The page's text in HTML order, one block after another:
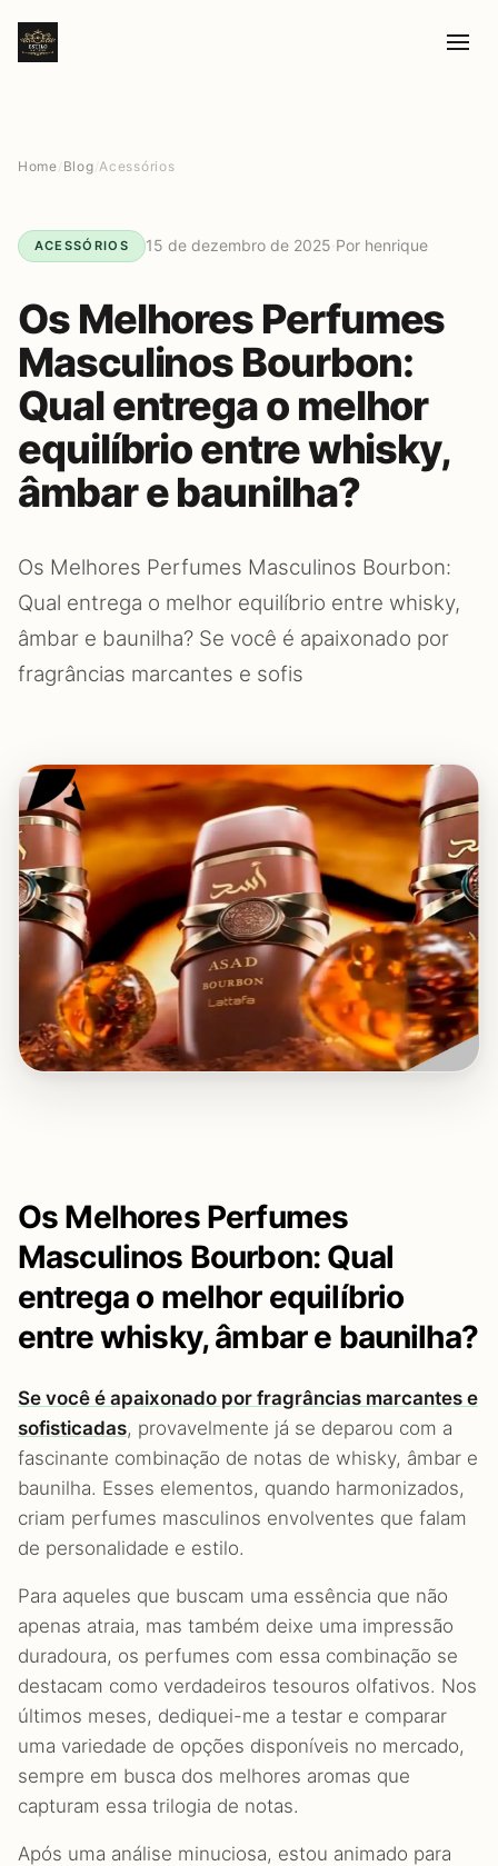
Home Blog /Acessórios
ACESSÓRIOS 15 de dezembro de 2025·Por henrique
Os Melhores Perfumes
Masculinos Bourbon:
Qual entrega o melhor
equilíbrio entre whisky,
âmbar e baunilha?
Os Melhores Perfumes Masculinos Bourbon:
Qual entrega o melhor equilíbrio entre whisky,
âmbar e baunilha? Se você é apaixonado por
fragrâncias marcantes e sofis
Os Melhores Perfumes
Masculinos Bourbon: Qual
entrega o melhor equilíbrio
entre whisky, âmbar e baunilha?
Se você é apaixonado por fragrâncias marcantes e
sofisticadas, provavelmente já se deparou com a
fascinante combinação de notas de whisky, âmbar e
baunilha. Esses elementos, quando harmonizados,
criam perfumes masculinos envolventes que falam
de personalidade e estilo.
Para aqueles que buscam uma essência que não
apenas atraia, mas também deixe uma impressão
duradoura, os perfumes com essa combinação se
destacam como verdadeiros tesouros olfativos. Nos
últimos meses, dediquei-me a testar e comparar
uma variedade de opções disponíveis no mercado,
sempre em busca dos melhores aromas que
capturam essa trilogia de notas.
Após uma análise minuciosa, estou animado para